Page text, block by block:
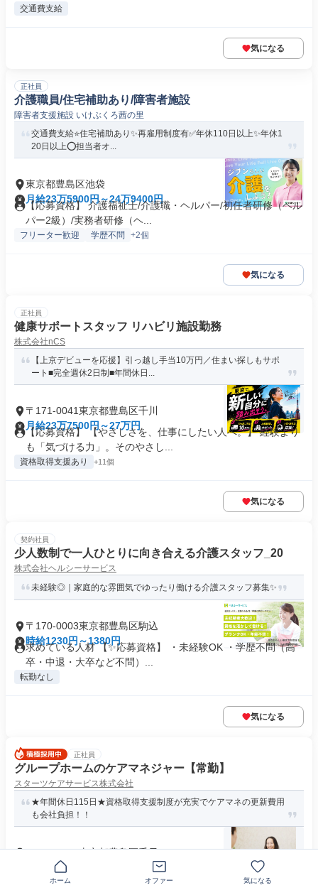
交通費支給
気になる
正社員
介護職員/住宅補助あり/障害者施設
障害者支援施設 いけぶくろ茜の里
交通費支給⭐️住宅補助あり✨再雇用制度有✅️年休110日以上✨年休1
20日以上⭕️担当者オ...
東京都豊島区池袋
月給23万5900円～24万9400円
【応募資格】 介護福祉士/介護職・ヘルパー/初任者研修（ヘル
パー2級）/実務者研修（ヘ...
フリーター歓迎 学歴不問 +2個
気になる
正社員
健康サポートスタッフ リハビリ施設勤務
株式会社nCS
【上京デビューを応援】引っ越し手当10万円／住まい探しもサポ
ート■完全週休2日制■年間休日...
〒171-0041東京都豊島区千川
月給23万7500円～27万円
【応募資格】 【やさしさを、仕事にしたい人へ。】 経験より
も「気づける力」。そのやさし...
資格取得支援あり +11個
気になる
契約社員
少人数制で一人ひとりに向き合える介護スタッフ_20
株式会社ヘルシーサービス
未経験◎｜家庭的な雰囲気でゆったり働ける介護スタッフ募集✨
〒170-0003東京都豊島区駒込
時給1230円～1380円
求めている人材 【✨応募資格】 ・未経験OK ・学歴不問（高
卒・中退・大卒など不問）...
転勤なし
気になる
正社員
グループホームのケアマネジャー【常勤】
スターツケアサービス株式会社
★年間休日115日★資格取得支援制度が充実でケアマネの更新費用
も会社負担！！
〒171-0044東京都豊島区千早
月給32万8000円以上
資格 資格：介護支援専門員資格 認知症介護実践者研修修了者
ホーム オファー 気になる